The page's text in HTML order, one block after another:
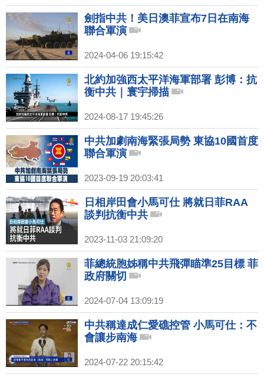
劍指中共！美日澳菲宣布7日在南海
聯合軍演
2024-04-06 19:15:42
北約加強西太平洋海軍部署 彭博：抗
衡中共｜寰宇掃描
2024-08-17 19:45:26
中共加劇南海緊張局勢 東協10國首度
聯合軍演
2023-09-19 20:03:41
日相岸田會小馬可仕 將就日菲RAA
談判抗衡中共
2023-11-03 21:09:20
菲總統胞姊稱中共飛彈瞄準25目標 菲
政府關切
2024-07-04 13:09:19
中共稱達成仁愛礁控管 小馬可仕：不
會讓步南海
2024-07-22 20:15:42